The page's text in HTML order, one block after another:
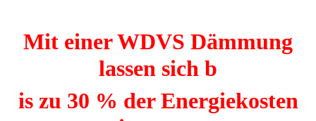
Mit einer WDVS Dämmung
lassen sich b
is zu 30 % der Energiekosten